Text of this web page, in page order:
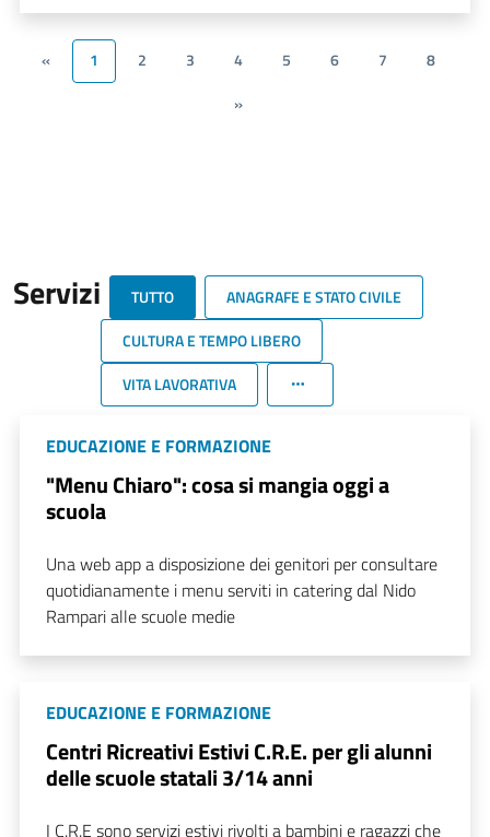
« 1 2 3 4 5 6 7
8
»
Servizi TUTTO
ANAGRAFE E STATO CIVILE
CULTURA E TEMPO LIBERO
VITA LAVORATIVA
EDUCAZIONE E FORMAZIONE
"Menu Chiaro": cosa si mangia oggi a
scuola
Una web app a disposizione dei genitori per consultare
quotidianamente i menu serviti in catering dal Nido
Rampari alle scuole medie
EDUCAZIONE E FORMAZIONE
Centri Ricreativi Estivi C.R.E. per gli alunni
delle scuole statali 3/14 anni
I C.R.E sono servizi estivi rivolti a bambini e ragazzi che